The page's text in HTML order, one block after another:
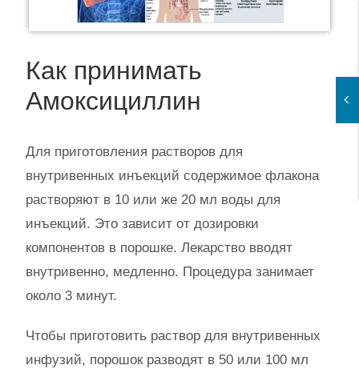
Как принимать
Амоксициллин
Для приготовления растворов для
внутривенных инъекций содержимое флакона
растворяют в 10 или же 20 мл воды для
инъекций. Это зависит от дозировки
компонентов в порошке. Лекарство вводят
внутривенно, медленно. Процедура занимает
около 3 минут.
Чтобы приготовить раствор для внутривенных
инфузий, порошок разводят в 50 или 100 мл